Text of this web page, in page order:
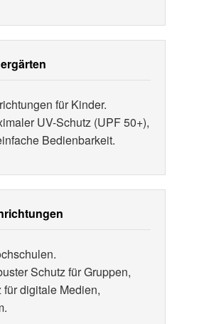
für Kinder.
UV-Schutz (UPF 50+),
Bedienbarkeit.
Schutz für Gruppen,
für digitale Medien,